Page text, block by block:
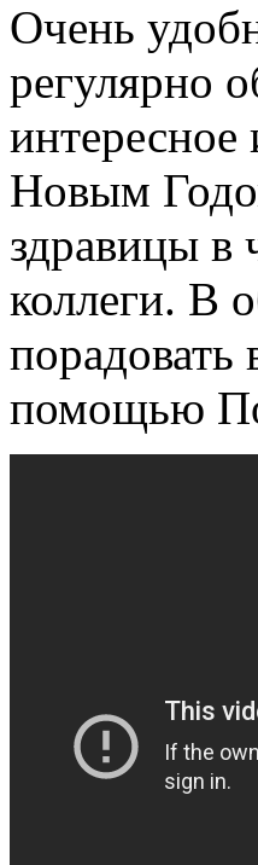
Очень
регулярно
Новым
здравицы в
коллеги. В
порадовать
помощью